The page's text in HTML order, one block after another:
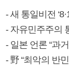
- 새 통일비전
- 자유민주주의
- 일본 언론 “과
- 野 “최악의 반